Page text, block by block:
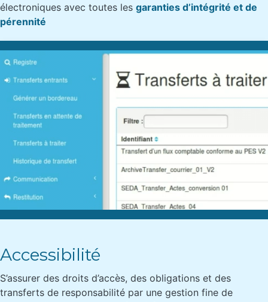
électroniques avec toutes les garanties d’intégrité et de
pérennité
Accessibilité
S’assurer des droits d’accès, des obligations et des
transferts de responsabilité par une gestion fine de